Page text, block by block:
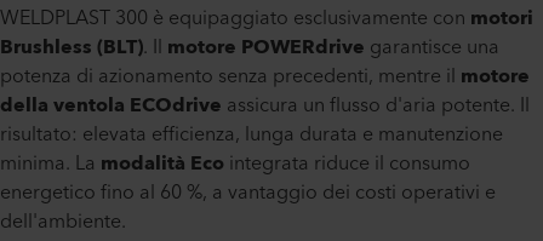
WELDPLAST 300 è equipaggiato esclusivamente con motori
Brushless (BLT). Il motore POWERdrive garantisce una
potenza di azionamento senza precedenti, mentre il motore
della ventola ECOdrive assicura un flusso d'aria potente. Il
risultato: elevata efficienza, lunga durata e manutenzione
minima. La modalità Eco integrata riduce il consumo
energetico fino al 60 %, a vantaggio dei costi operativi e
dell'ambiente.